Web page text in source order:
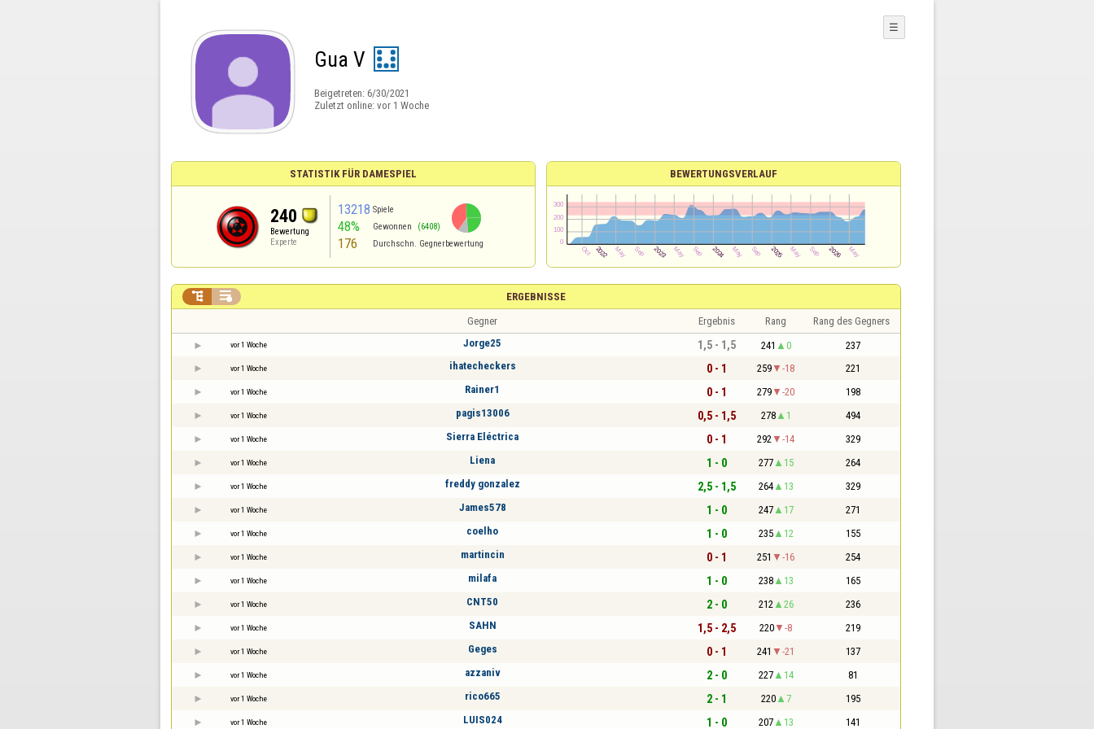
Gua V
Beigetreten: 6/30/2021
Zuletzt online: vor 1 Woche
☰
STATISTIK FÜR DAMESPIEL
240
Bewertung
Experte
13218 Spiele
48% Gewonnen (6408)
176 Durchschn. Gegnerbewertung
BEWERTUNGSVERLAUF
ERGEBNISSE
 
Gegner Ergebnis Rang Rang des Gegners
vor 1 Woche Jorge25 1,5 - 1,5 241 0 237
vor 1 Woche ihatecheckers 0 - 1 259 -18 221
vor 1 Woche Rainer1 0 - 1 279 -20 198
vor 1 Woche pagis13006 0,5 - 1,5 278 1 494
vor 1 Woche Sierra Eléctrica 0 - 1 292 -14 329
vor 1 Woche Liena 1 - 0 277 15 264
vor 1 Woche freddy gonzalez 2,5 - 1,5 264 13 329
vor 1 Woche James578 1 - 0 247 17 271
vor 1 Woche coelho 1 - 0 235 12 155
vor 1 Woche martincin 0 - 1 251 -16 254
vor 1 Woche milafa 1 - 0 238 13 165
vor 1 Woche CNT50 2 - 0 212 26 236
vor 1 Woche SAHN 1,5 - 2,5 220 -8 219
vor 1 Woche Geges 0 - 1 241 -21 137
vor 1 Woche azzaniv 2 - 0 227 14 81
vor 1 Woche rico665 2 - 1 220 7 195
vor 1 Woche LUIS024 1 - 0 207 13 141